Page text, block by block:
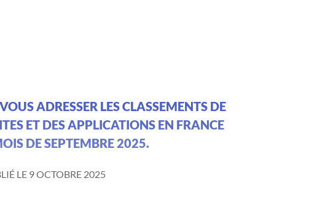
ADRESSER LES CLASSEMENTS DE
ET DES APPLICATIONS EN FRANCE
DE SEPTEMBRE 2025.
LE 9 OCTOBRE 2025